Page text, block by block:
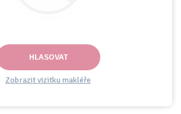
HLASOVAT
Zobrazit vizitku makléře